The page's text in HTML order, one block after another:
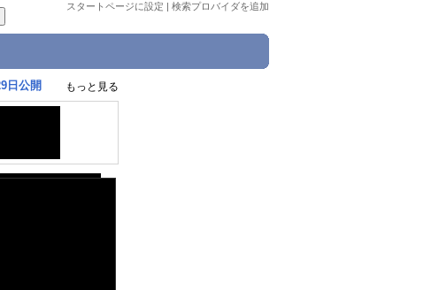
スタートページに設定 | 検索プロバイダを追加
日公開 もっと見る